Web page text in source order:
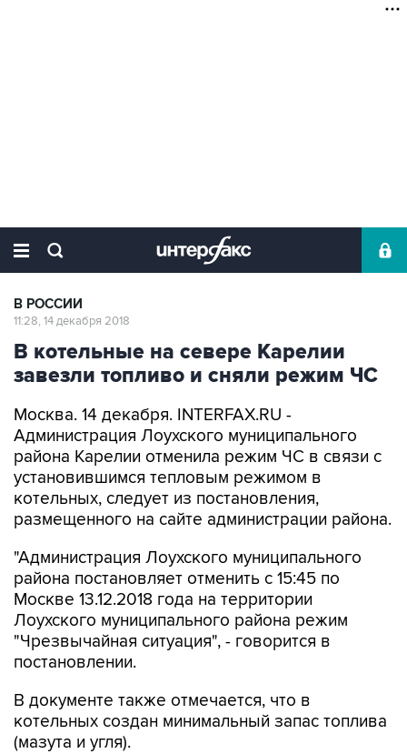
В РОССИИ
11:28, 14 декабря 2018
В котельные на севере Карелии
завезли топливо и сняли режим ЧС
Москва. 14 декабря. INTERFAX.RU -
Администрация Лоухского муниципального
района Карелии отменила режим ЧС в связи с
установившимся тепловым режимом в
котельных, следует из постановления,
размещенного на сайте администрации района.
"Администрация Лоухского муниципального
района постановляет отменить с 15:45 по
Москве 13.12.2018 года на территории
Лоухского муниципального района режим
"Чрезвычайная ситуация", - говорится в
постановлении.
В документе также отмечается, что в
котельных создан минимальный запас топлива
(мазута и угля).